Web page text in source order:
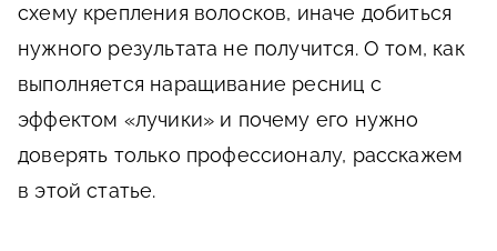
схему крепления волосков, иначе добиться
нужного результата не получится. О том, как
выполняется наращивание ресниц с
эффектом «лучики» и почему его нужно
доверять только профессионалу, расскажем
в этой статье.